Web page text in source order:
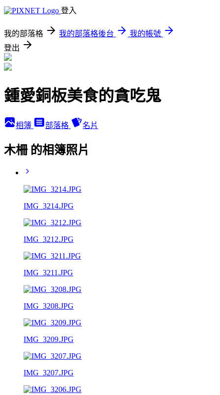
登入
我的部落格 我的部落格後台
我的帳號
登出
鍾愛銅板美食的貪吃鬼
相簿 部落格 名片
木柵 的相簿照片
IMG_3214.JPG
IMG_3212.JPG
IMG_3211.JPG
IMG_3208.JPG
IMG_3209.JPG
IMG_3207.JPG